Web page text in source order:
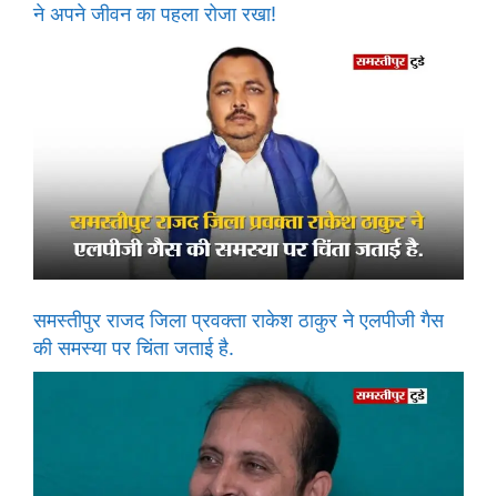
ने अपने जीवन का पहला रोजा रखा!
समस्तीपुर राजद जिला प्रवक्ता राकेश ठाकुर ने एलपीजी गैस
की समस्या पर चिंता जताई है.